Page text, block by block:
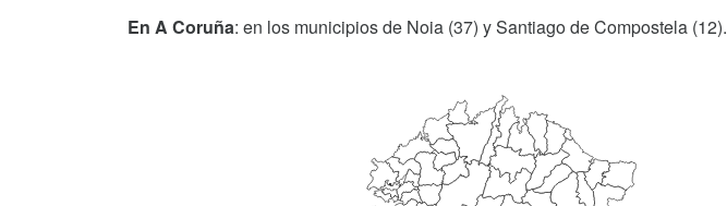
En A Coruña: en los municipios de Noia (37) y Santiago de Compostela (12).